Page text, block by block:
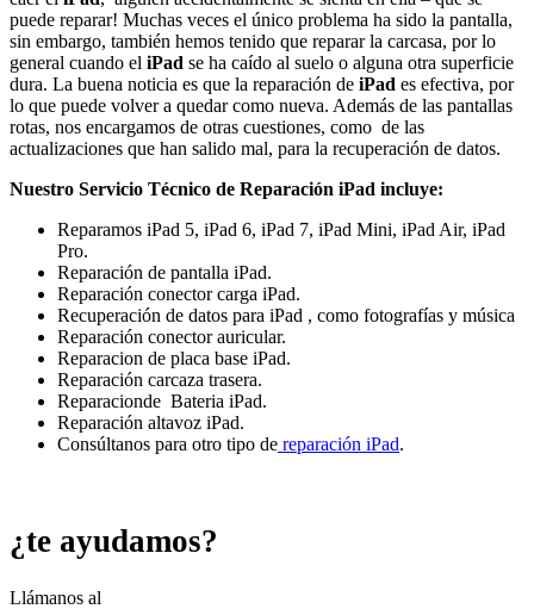
puede reparar! Muchas veces el único problema ha sido la pantalla,
sin embargo, también hemos tenido que reparar la carcasa, por lo
general cuando el iPad se ha caído al suelo o alguna otra superficie
dura. La buena noticia es que la reparación de iPad es efectiva, por
lo que puede volver a quedar como nueva. Además de las pantallas
rotas, nos encargamos de otras cuestiones, como de las
actualizaciones que han salido mal, para la recuperación de datos.
Nuestro Servicio Técnico de Reparación iPad incluye:
Reparamos iPad 5, iPad 6, iPad 7, iPad Mini, iPad Air, iPad
Pro.
Reparación de pantalla iPad.
Reparación conector carga iPad.
Recuperación de datos para iPad , como fotografías y música
Reparación conector auricular.
Reparacion de placa base iPad.
Reparación carcaza trasera.
Reparacionde Bateria iPad.
Reparación altavoz iPad.
Consúltanos para otro tipo de reparación iPad.
¿te ayudamos?
Llámanos al